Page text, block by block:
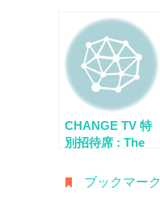
CHANGE TV 特
別招待席 : The
第1部 – アースビ
ブックマーク